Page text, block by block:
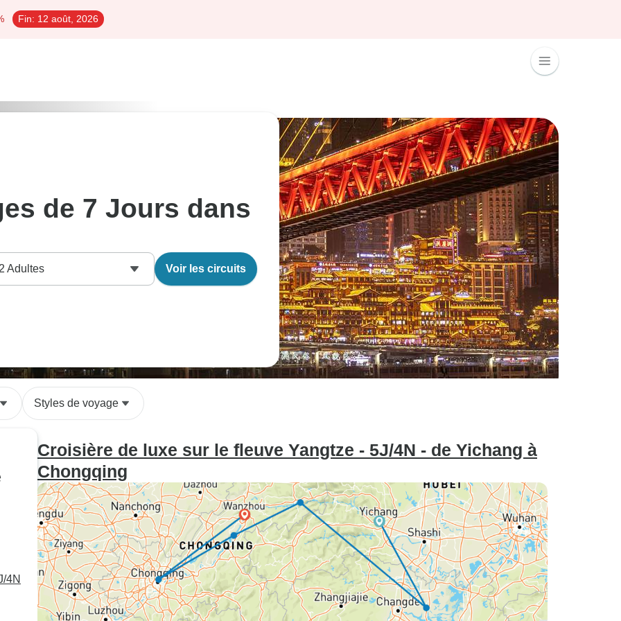
Fin: 12 août, 2026
de 7 Jours dans
Adultes Voir les circuits
Styles de voyage
4N
Croisière de luxe sur le fleuve Yangtze - 5J/4N - de Yichang à
Chongqing